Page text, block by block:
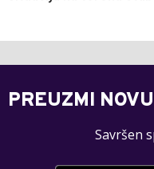
PREUZMI
Savršen